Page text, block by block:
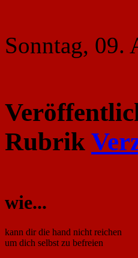
Sonntag, 09.
Rubrik
wie...
kann dir die hand nicht reichen
um dich selbst zu befreien